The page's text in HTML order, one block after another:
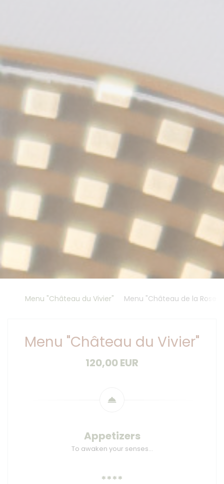
Menu "Château du Vivier" Menu "Château de la
Menu "Château du Vivier"
120,00 EUR
Appetizers
To awaken your senses…
****